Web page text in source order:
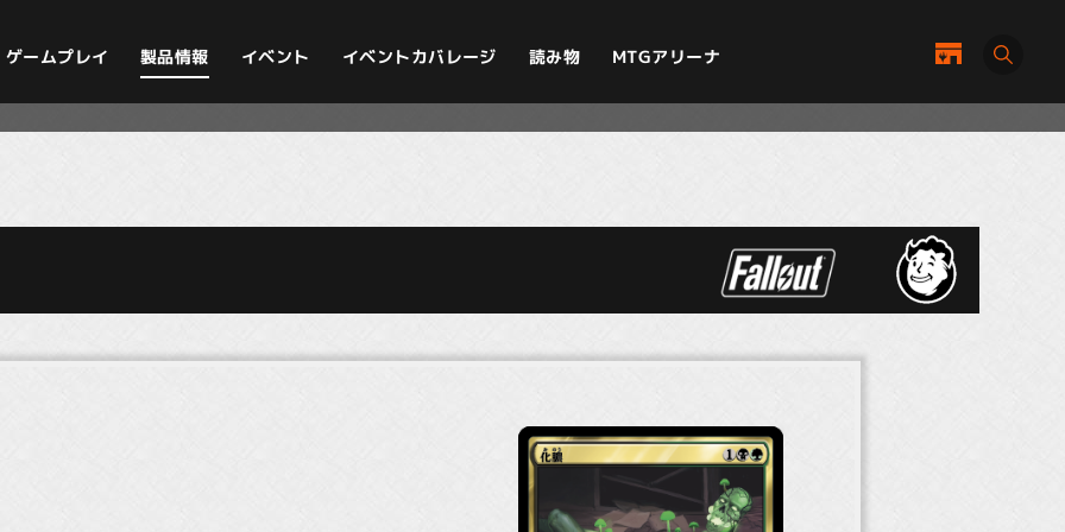
ゲームプレイ 製品情報 イベント イベントカバレージ 読み物 MTGアリーナ